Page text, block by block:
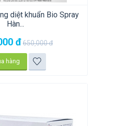
diệt khuẩn Bio Spray
Hàn...
đ650,000đ
hàng